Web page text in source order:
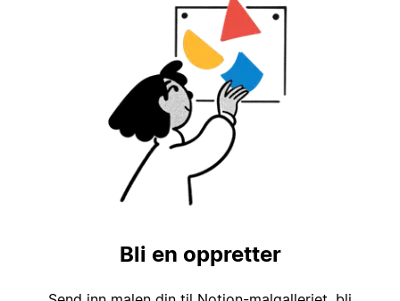
Bli en oppretter